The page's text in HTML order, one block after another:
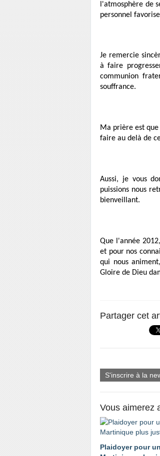
l'atmosphère de
personnel
Je remercie
à faire
communion
souffrance.
Ma prière est
faire au delà de
Aussi, je vous
puissions nous
bienveillant.
Que l'année
et pour nos
qui nous
Gloire de Dieu
Partager cet
S'inscrire à la
Vous aimerez
Plaidoyer pour